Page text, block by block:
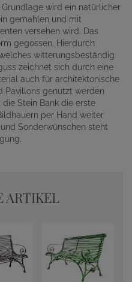
wird ein natürlicher
gemahlen und mit
versehen wird. Das
gegossen. Hierdurch
witterungsbeständig
zeichnet sich durch eine
auch für architektonische
Pavillons genutzt werden
Stein Bank die erste
per Hand weiter
Sonderwünschen steht
ARTIKEL